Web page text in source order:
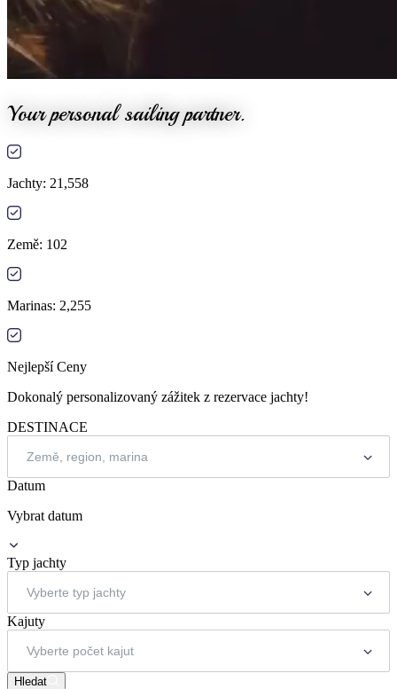
Your personal sailing partner.
Jachty: 21,558
Země: 102
Marinas: 2,255
Nejlepší Ceny
Dokonalý personalizovaný zážitek z rezervace jachty!
DESTINACE
Datum
Vybrat datum
Typ jachty
Kajuty
Hledat